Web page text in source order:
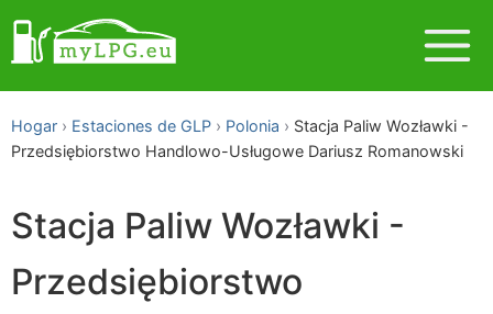
Hogar Estaciones de GLP Polonia
Stacja Paliw Wozławki -
Przedsiębiorstwo Handlowo-Usługowe Dariusz Romanowski
Stacja Paliw Wozławki -
Przedsiębiorstwo